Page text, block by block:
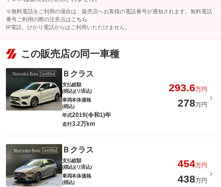
※無料電話をご利用の場合は、販売店へお客様の電話番号が通知されます。無料電話
番号ご利用の際の注意点は こちら
IP電話、ひかり電話からはご利用いただけません。
この販売店の同一車種
Ｂクラス
支払総額
(税込)(リ済込)
293.6万円
車両本体価格
(税込)
278万円
年式2019(令和1)年
走行3.2万km
Ｂクラス
支払総額
(税込)(リ済込)
454万円
車両本体価格
(税込)
438万円